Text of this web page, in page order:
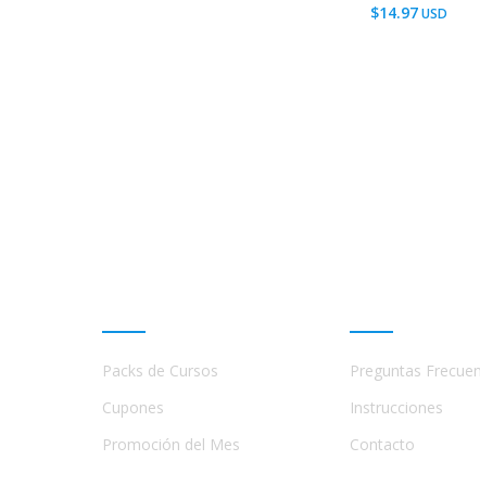
$14.97
Packs de Cursos
Cupones
Promoción del Mes
Preguntas
Instrucciones
Contacto